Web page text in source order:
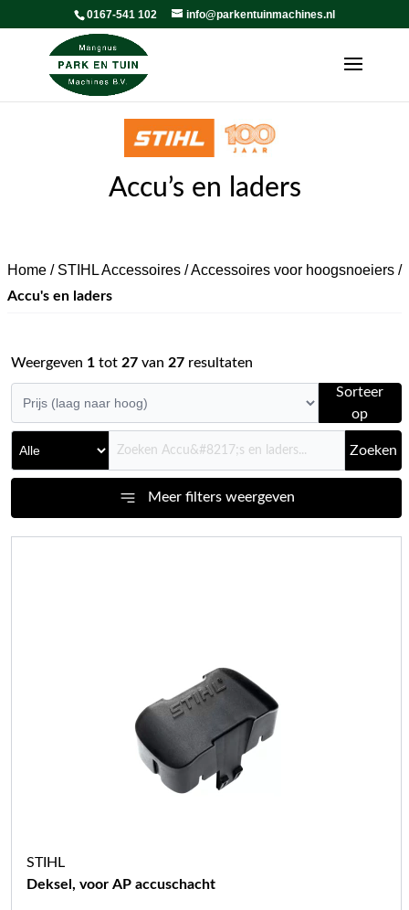
0167-541 102 info@parkentuinmachines.nl
Accu’s en laders
Home / STIHL Accessoires /Accessoires voor hoogsnoeiers /
Accu's en laders
Weergeven 1 tot 27 van 27 resultaten
Sorteer
op
Zoeken
Meer filters weergeven
STIHL
Deksel, voor AP accuschacht